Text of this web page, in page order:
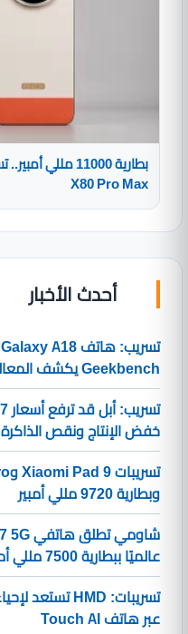
X80 Pro Max
أحدث الأخبار
Geekbench يكشف المعالج والذاكرة ونظام التشغيل
خفض الإنتاج ونقص الذاكرة
وبطارية 9720 مللي أمبير
عالميًا ببطارية 7500 مللي أمبير
عبر هاتف Touch AI